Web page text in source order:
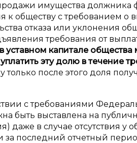
имущества должника
к обществу с требованием о
отказа или уклонения
требования от
уставном капитале общества
эту долю втечение
только после этого доля
с требованиями
быть выставлена на
даже в случае отсутствия
за последний отчетный